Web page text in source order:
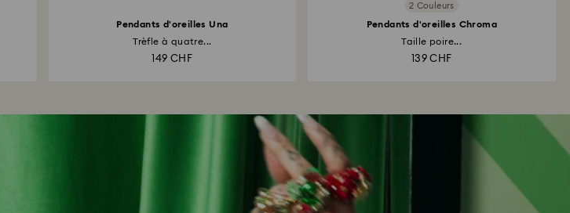
Pendants d'oreilles Una
Trèfle à quatre...
149 CHF
2 Couleurs
Pendants d'oreilles Chroma
Taille poire...
139 CHF